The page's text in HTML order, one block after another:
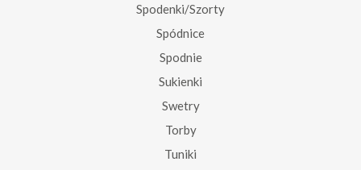
Spodenki/Szorty
Spódnice
Spodnie
Sukienki
Swetry
Torby
Tuniki